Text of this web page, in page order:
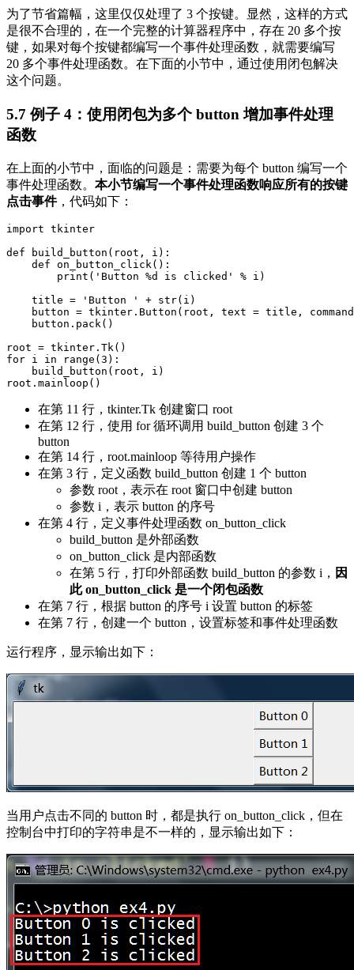
为了节省篇幅，这里仅仅处理了 3 个按键。显然，这样的方式
是很不合理的，在一个完整的计算器程序中，存在 20 多个按
键，如果对每个按键都编写一个事件处理函数，就需要编写
20 多个事件处理函数。在下面的小节中，通过使用闭包解决
这个问题。
5.7 例子 4：使用闭包为多个 button 增加事件处理
函数
在上面的小节中，面临的问题是：需要为每个 button 编写一个
事件处理函数。 本小节编写一个事件处理函数响应所有的按键
点击事件，代码如下：
import tkinter
def build_button(root, i):
    def on_button_click():
        print('Button %d is clicked' % i)
    title = 'Button ' + str(i)
button = tkinter.Button(root, text = title,
    button.pack()
root = tkinter.Tk()
for i in range(3):
    build_button(root, i)
在第 11 行，tkinter.Tk 创建窗口 root
在第 12 行，使用 for 循环调用 build_button 创建 3 个
button
在第 14 行，root.mainloop 等待用户操作
在第 3 行，定义函数 build_button 创建 1 个 button
参数 root，表示在 root 窗口中创建 button
参数 i，表示 button 的序号
在第 4 行，定义事件处理函数 on_button_click
build_button 是外部函数
on_button_click 是内部函数
在第 5 行，打印外部函数 build_button 的参数 i， 因
此 on_button_click 是一个闭包函数
在第 7 行，根据 button 的序号 i 设置 button 的标签
在第 7 行，创建一个 button，设置标签和事件处理函数
运行程序，显示输出如下：
当用户点击不同的 button 时，都是执行 on_button_click，但在
控制台中打印的字符串是不一样的，显示输出如下：